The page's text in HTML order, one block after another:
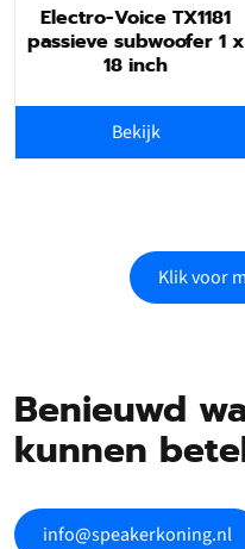
Electro-Voice TX1181
passieve subwoofer 1 x
18 inch
Bekijk
Klik voor
Benieuwd
kunnen
info@speakerkoning.nl